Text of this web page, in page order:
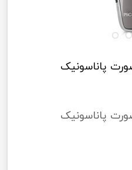
پاناسونیک
پاناسونیک